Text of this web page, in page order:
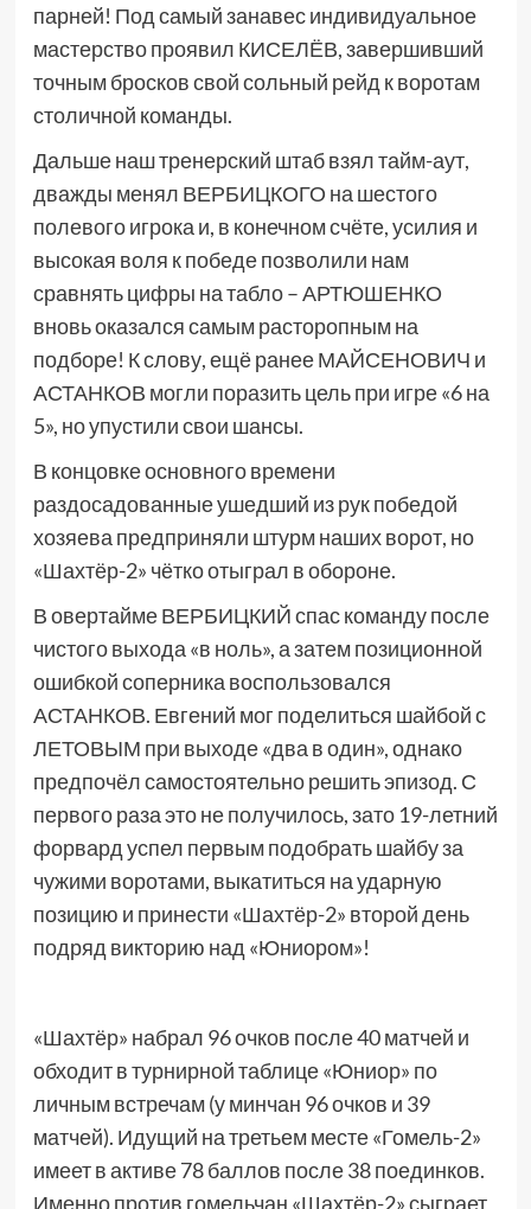
парней! Под самый занавес индивидуальное
мастерство проявил КИСЕЛЁВ, завершивший
точным бросков свой сольный рейд к воротам
столичной команды.
Дальше наш тренерский штаб взял тайм-аут,
дважды менял ВЕРБИЦКОГО на шестого
полевого игрока и, в конечном счёте, усилия и
высокая воля к победе позволили нам
сравнять цифры на табло – АРТЮШЕНКО
вновь оказался самым расторопным на
подборе! К слову, ещё ранее МАЙСЕНОВИЧ и
АСТАНКОВ могли поразить цель при игре «6 на
5», но упустили свои шансы.
В концовке основного времени
раздосадованные ушедший из рук победой
хозяева предприняли штурм наших ворот, но
«Шахтёр-2» чётко отыграл в обороне.
В овертайме ВЕРБИЦКИЙ спас команду после
чистого выхода «в ноль», а затем позиционной
ошибкой соперника воспользовался
АСТАНКОВ. Евгений мог поделиться шайбой с
ЛЕТОВЫМ при выходе «два в один», однако
предпочёл самостоятельно решить эпизод. С
первого раза это не получилось, зато 19-летний
форвард успел первым подобрать шайбу за
чужими воротами, выкатиться на ударную
позицию и принести «Шахтёр-2» второй день
подряд викторию над «Юниором»!
«Шахтёр» набрал 96 очков после 40 матчей и
обходит в турнирной таблице «Юниор» по
личным встречам (у минчан 96 очков и 39
матчей). Идущий на третьем месте «Гомель-2»
имеет в активе 78 баллов после 38 поединков.
Именно против гомельчан «Шахтёр-2» сыграет